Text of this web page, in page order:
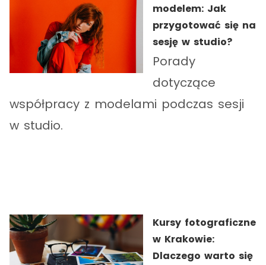
modelem: Jak
przygotować się na
sesję w studio?
Porady
dotyczące
współpracy z modelami podczas sesji
w studio.
Kursy fotograficzne
w Krakowie:
Dlaczego warto się